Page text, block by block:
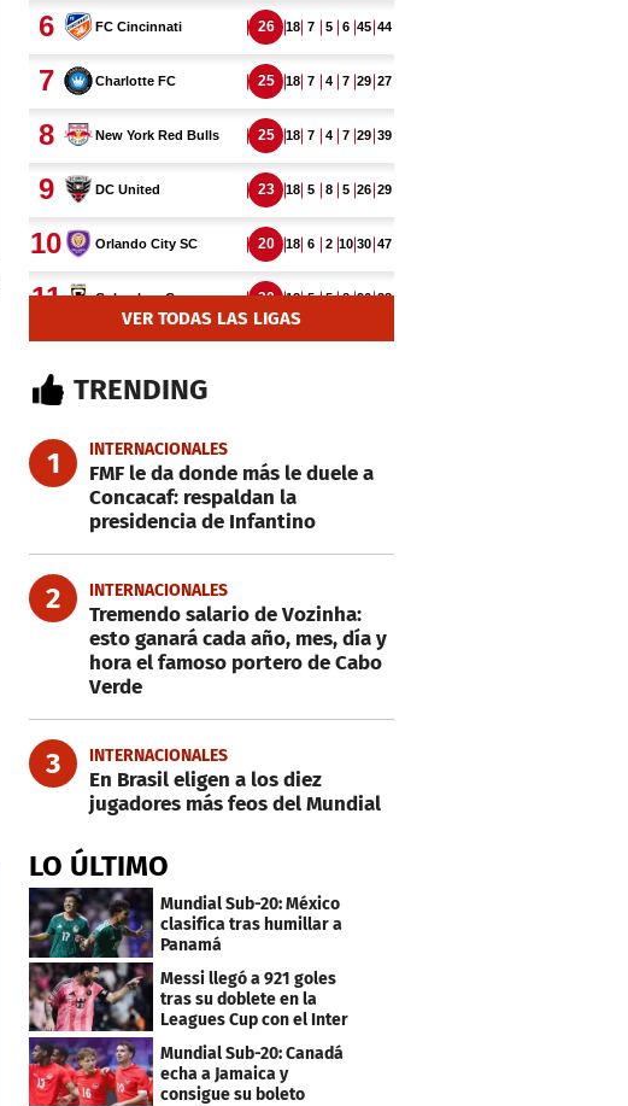
VER TODAS LAS LIGAS
TRENDING
1 INTERNACIONALES
FMF le da donde más le duele a
Concacaf: respaldan la
presidencia de Infantino
2 INTERNACIONALES
Tremendo salario de Vozinha:
esto ganará cada año, mes, día y
hora el famoso portero de Cabo
Verde
3 INTERNACIONALES
En Brasil eligen a los diez
jugadores más feos del Mundial
LO ÚLTIMO
Mundial Sub-20: México
clasifica tras humillar a
Panamá
Messi llegó a 921 goles
tras su doblete en la
Leagues Cup con el Inter
Miami
Mundial Sub-20: Canadá
echa a Jamaica y
consigue su boleto